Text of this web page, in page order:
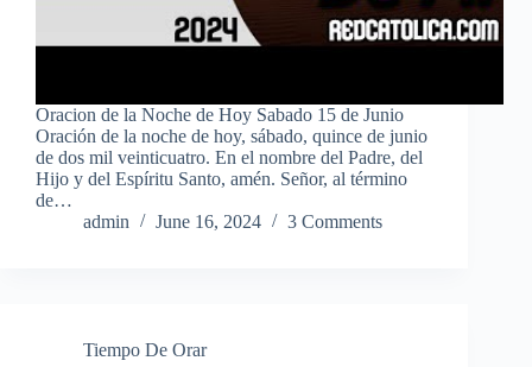
Oracion de la Noche de Hoy Sabado 15 de Junio
Oración de la noche de hoy, sábado, quince de junio
de dos mil veinticuatro. En el nombre del Padre, del
Hijo y del Espíritu Santo, amén. Señor, al término
de…
admin
June 16, 2024 3 Comments
Tiempo De Orar